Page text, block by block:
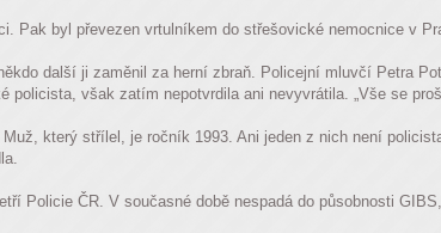
byl převezen vrtulníkem do střešovické nemocnice v
další ji zaměnil za herní zbraň. Policejní mluvčí Petra
však zatím nepotvrdila ani nevyvrátila. „Vše se
který střílel, je ročník 1993. Ani jeden z nich není
Policie ČR. V současné době nespadá do působnosti